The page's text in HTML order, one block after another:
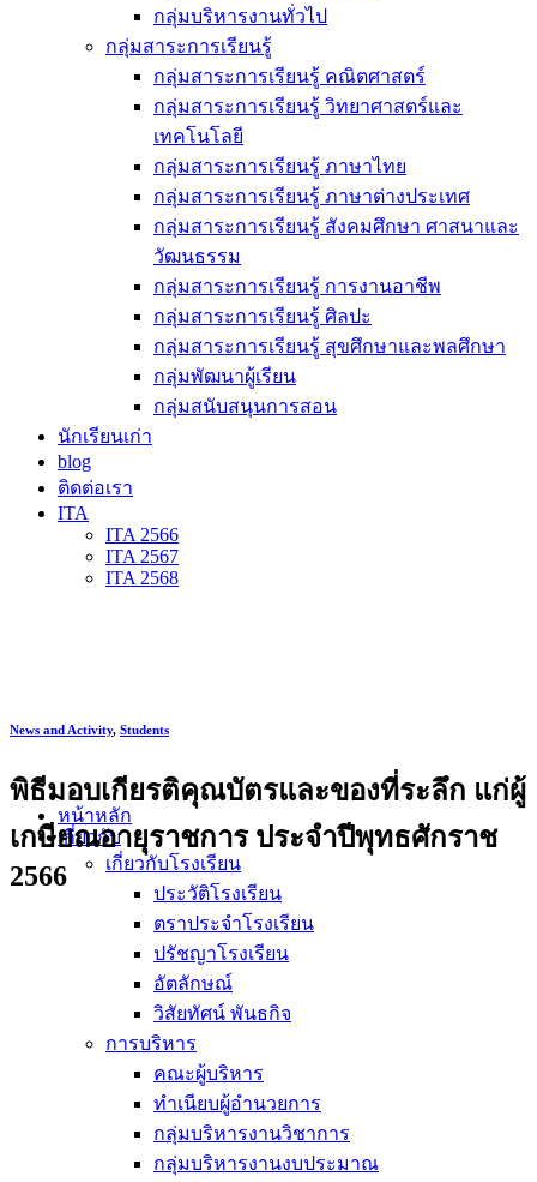
กลุ่มบริหารงานทั่วไป
กลุ่มสาระการเรียนรู้
กลุ่มสาระการเรียนรู้ คณิตศาสตร์
กลุ่มสาระการเรียนรู้ วิทยาศาสตร์และ
เทคโนโลยี
กลุ่มสาระการเรียนรู้ ภาษาไทย
กลุ่มสาระการเรียนรู้ ภาษาต่างประเทศ
กลุ่มสาระการเรียนรู้ สังคมศึกษา ศาสนาและ
วัฒนธรรม
กลุ่มสาระการเรียนรู้ การงานอาชีพ
กลุ่มสาระการเรียนรู้ ศิลปะ
กลุ่มสาระการเรียนรู้ สุขศึกษาและพลศึกษา
กลุ่มพัฒนาผู้เรียน
กลุ่มสนับสนุนการสอน
นักเรียนเก่า
blog
ติดต่อเรา
ITA
ITA 2566
ITA 2567
ITA 2568
หน้าหลัก
เกี่ยวกับ
เกี่ยวกับโรงเรียน
ประวัติโรงเรียน
ตราประจำโรงเรียน
ปรัชญาโรงเรียน
อัตลักษณ์
วิสัยทัศน์ พันธกิจ
การบริหาร
คณะผู้บริหาร
ทำเนียบผู้อำนวยการ
กลุ่มบริหารงานวิชาการ
กลุ่มบริหารงานงบประมาณ
News and Activity, Students
พิธีมอบเกียรติคุณบัตรและของที่ระลึก แก่ผู้
เกษียณอายุราชการ ประจำปีพุทธศักราช
2566